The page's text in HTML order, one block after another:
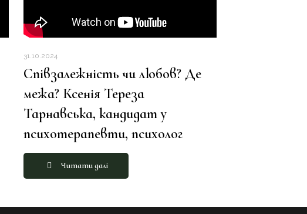
31.10.2024
Співзалежність чи любов? Де
межа? Ксенія Тереза
Тарнавська, кандидат у
психотерапевти, психолог
Читати далі